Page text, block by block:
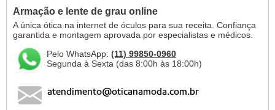
Armação e lente de grau online
A única ótica na internet de óculos para sua receita. Confiança
garantida e montagem aprovada por especialistas e médicos.
Pelo WhatsApp: (11) 99850-0960
Segunda à Sexta (das 8:00h às 18:00h)